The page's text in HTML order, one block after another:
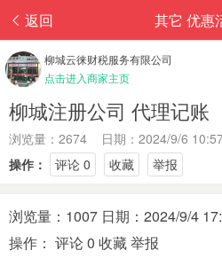
返回 其它 优惠
柳城云徕财税服务有限公司
点击进入商家主页
柳城注册公司 代理记账
浏览量：2674 日期：2024/9/6
操作：
评论 0 收藏 举报
浏览量：1007 日期：2024/9/4
操作： 评论 0 收藏 举报